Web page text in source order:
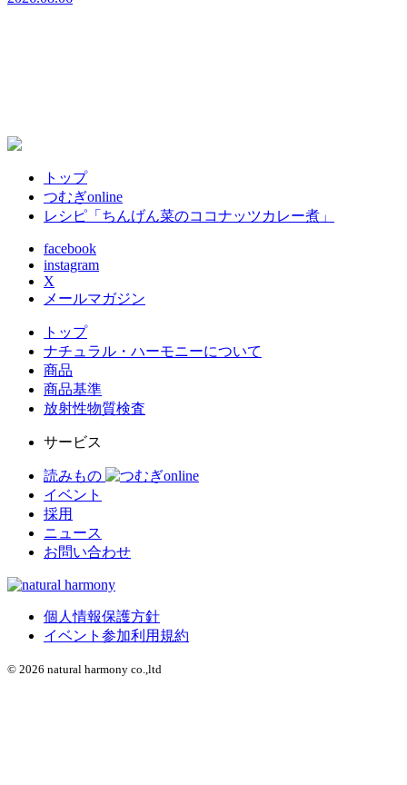
トップ
つむぎonline
レシピ「ちんげん菜のココナッツカレー煮」
facebook
instagram
X
メールマガジン
トップ
ナチュラル・ハーモニーについて
商品
商品基準
放射性物質検査
サービス
読みもの
イベント
採用
ニュース
お問い合わせ
個人情報保護方針
イベント参加利用規約
© 2026 natural harmony co.,ltd